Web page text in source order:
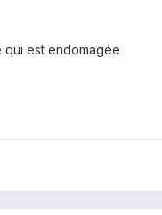
qui est endomagée